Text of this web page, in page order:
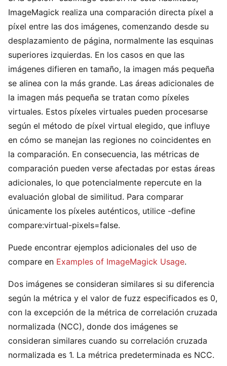
ImageMagick realiza una comparación directa píxel a
píxel entre las dos imágenes, comenzando desde su
desplazamiento de página, normalmente las esquinas
superiores izquierdas. En los casos en que las
imágenes difieren en tamaño, la imagen más pequeña
se alinea con la más grande. Las áreas adicionales de
la imagen más pequeña se tratan como píxeles
virtuales. Estos píxeles virtuales pueden procesarse
según el método de píxel virtual elegido, que influye
en cómo se manejan las regiones no coincidentes en
la comparación. En consecuencia, las métricas de
comparación pueden verse afectadas por estas áreas
adicionales, lo que potencialmente repercute en la
evaluación global de similitud. Para comparar
únicamente los píxeles auténticos, utilice -define
compare:virtual-pixels=false.
Puede encontrar ejemplos adicionales del uso de
compare en Examples of ImageMagick Usage.
Dos imágenes se consideran similares si su diferencia
según la métrica y el valor de fuzz especificados es 0,
con la excepción de la métrica de correlación cruzada
normalizada (NCC), donde dos imágenes se
consideran similares cuando su correlación cruzada
normalizada es 1. La métrica predeterminada es NCC.